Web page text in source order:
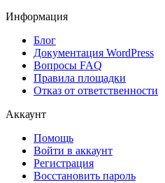
Информация
Блог
Документация WordPress
Вопросы FAQ
Правила площадки
Отказ от ответственности
Аккаунт
Помощь
Войти в аккаунт
Регистрация
Восстановить пароль